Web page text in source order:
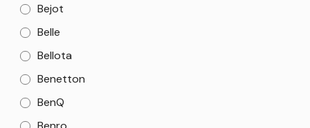
Bejot
Belle
Bellota
Benetton
BenQ